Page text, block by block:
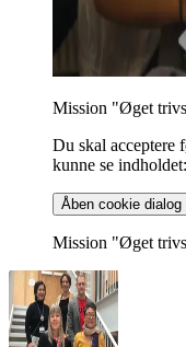
Mission "Øget
Du skal acceptere
kunne se
Åben cookie dialog
Mission "Øget